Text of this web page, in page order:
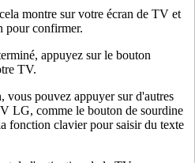
cela montre sur votre écran de TV et
pour confirmer.
appuyez sur le bouton
TV.
pouvez appuyer sur d'autres
LG, comme le bouton de sourdine
fonction clavier pour saisir du texte